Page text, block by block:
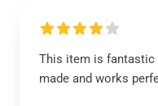
This item is fantastic
made and works